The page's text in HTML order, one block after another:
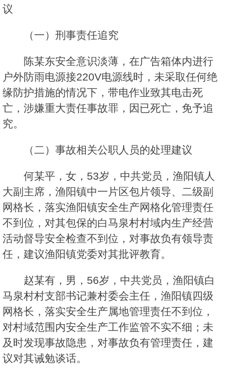
议
（一）刑事责任追究
陈某东安全意识淡薄，在广告箱体内进行
户外防雨电源接220V电源线时，未采取任何绝
缘防护措施的情况下，带电作业致其电击死
亡，涉嫌重大责任事故罪，因已死亡，免予追
究。
（二）事故相关公职人员的处理建议
何某平，女，53岁，中共党员，渔阳镇人
大副主席，渔阳镇中一片区包片领导、二级副
网格长，落实渔阳镇安全生产网格化管理责任
不到位，对其包保的白马泉村村域内生产经营
活动督导安全检查不到位，对事故负有领导责
任，建议渔阳镇党委对其批评教育。
赵某有，男，56岁，中共党员，渔阳镇白
马泉村村支部书记兼村委会主任，渔阳镇四级
网格长，落实安全生产属地管理责任不到位，
对村域范围内安全生产工作监管不实不细；未
及时发现事故隐患，对事故负有管理责任，建
议对其诫勉谈话。